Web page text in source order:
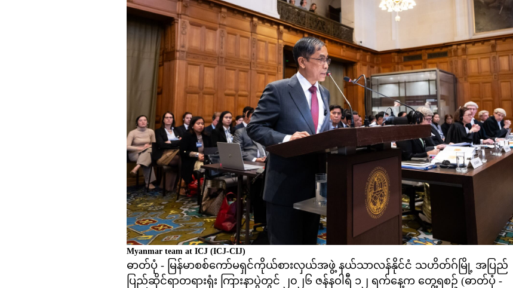
Myanmar team at ICJ (ICJ-CIJ)
ဓာတ်ပုံ - မြန်မာစစ်ကော်မရှင်ကိုယ်စားလှယ်အဖွဲ့ နယ်သာလန်နိုင်ငံ သဟိတ်ဂ်မြို့ အပြည်
ပြည်ဆိုင်ရာတရားရုံး ကြားနာပွဲတွင် ၂၀၂၆ ဇန်နဝါရီ ၁၂ ရက်နေ့က တွေ့ရစဥ် (ဓာတ်ပုံ -